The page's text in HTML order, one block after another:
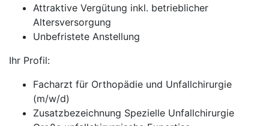
Attraktive Vergütung inkl. betrieblicher
Altersversorgung
Unbefristete Anstellung
Ihr Profil:
Facharzt für Orthopädie und Unfallchirurgie
(m/w/d)
Zusatzbezeichnung Spezielle Unfallchirurgie